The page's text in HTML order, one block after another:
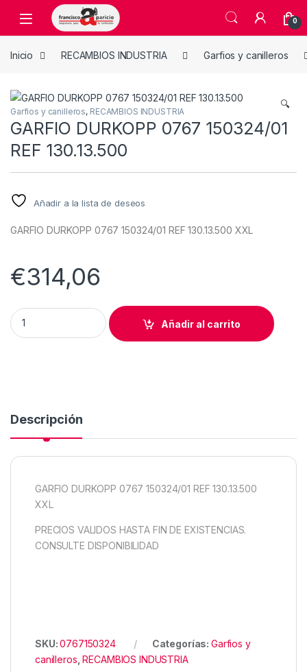
Skip to navigation
Skip to content
Open 0
Inicio RECAMBIOS INDUSTRIA Garfios y canilleros
🔍
Garfios y canilleros, RECAMBIOS INDUSTRIA
GARFIO DURKOPP 0767 150324/01
REF 130.13.500
Añadir a la lista de deseos
GARFIO DURKOPP 0767 150324/01 REF 130.13.500 XXL
€314,06
GARFIO DURKOPP 0767 150324/01 REF 130.13.500 quantity
Añadir al carrito
Descripción
GARFIO DURKOPP 0767 150324/01 REF 130.13.500
XXL
PRECIOS VALIDOS HASTA FIN DE EXISTENCIAS.
CONSULTE DISPONIBILIDAD
SKU:0767150324 Categorías: Garfios y
canilleros ,RECAMBIOS INDUSTRIA